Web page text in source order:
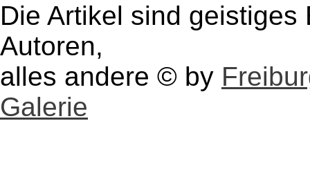
Die Artikel sind
Autoren,
alles andere © by
Galerie